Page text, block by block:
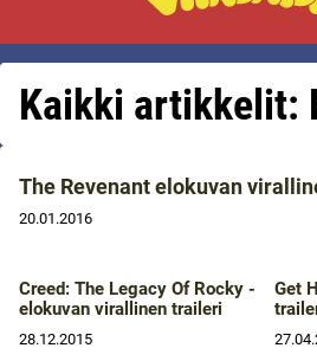
Kaikki artikkelit:
The Revenant elokuvan
20.01.2016
Creed: The Legacy Of Rocky -
elokuvan virallinen traileri
28.12.2015
Get